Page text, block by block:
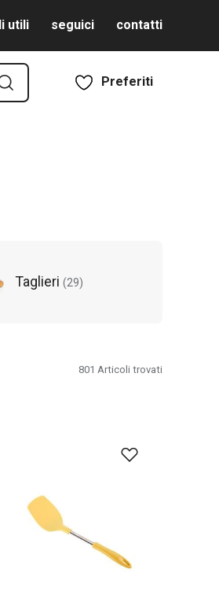
utili seguici contatti
Preferiti
Taglieri (29)
801 Articoli trovati